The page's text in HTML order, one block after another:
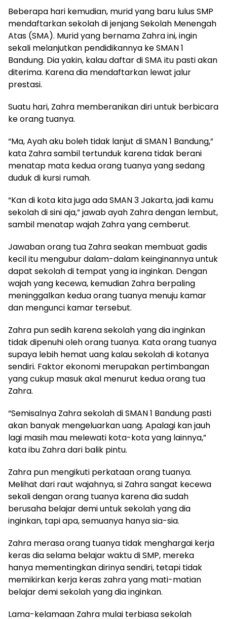
Beberapa hari kemudian, murid yang baru lulus SMP
mendaftarkan sekolah di jenjang Sekolah Menengah
Atas (SMA). Murid yang bernama Zahra ini, ingin
sekali melanjutkan pendidikannya ke SMAN 1
Bandung. Dia yakin, kalau daftar di SMA itu pasti akan
diterima. Karena dia mendaftarkan lewat jalur
prestasi.
Suatu hari, Zahra memberanikan diri untuk berbicara
ke orang tuanya.
“Ma, Ayah aku boleh tidak lanjut di SMAN 1 Bandung,”
kata Zahra sambil tertunduk karena tidak berani
menatap mata kedua orang tuanya yang sedang
duduk di kursi rumah.
“Kan di kota kita juga ada SMAN 3 Jakarta, jadi kamu
sekolah di sini aja,” jawab ayah Zahra dengan lembut,
sambil menatap wajah Zahra yang cemberut.
Jawaban orang tua Zahra seakan membuat gadis
kecil itu mengubur dalam-dalam keinginannya untuk
dapat sekolah di tempat yang ia inginkan. Dengan
wajah yang kecewa, kemudian Zahra berpaling
meninggalkan kedua orang tuanya menuju kamar
dan mengunci kamar tersebut.
Zahra pun sedih karena sekolah yang dia inginkan
tidak dipenuhi oleh orang tuanya. Kata orang tuanya
supaya lebih hemat uang kalau sekolah di kotanya
sendiri. Faktor ekonomi merupakan pertimbangan
yang cukup masuk akal menurut kedua orang tua
Zahra.
“Semisalnya Zahra sekolah di SMAN 1 Bandung pasti
akan banyak mengeluarkan uang. Apalagi kan jauh
lagi masih mau melewati kota-kota yang lainnya,”
kata ibu Zahra dari balik pintu.
Zahra pun mengikuti perkataan orang tuanya.
Melihat dari raut wajahnya, si Zahra sangat kecewa
sekali dengan orang tuanya karena dia sudah
berusaha belajar demi untuk sekolah yang dia
inginkan, tapi apa, semuanya hanya sia-sia.
Zahra merasa orang tuanya tidak menghargai kerja
keras dia selama belajar waktu di SMP, mereka
hanya mementingkan dirinya sendiri, tetapi tidak
memikirkan kerja keras zahra yang mati-matian
belajar demi sekolah yang dia inginkan.
Lama-kelamaan Zahra mulai terbiasa sekolah